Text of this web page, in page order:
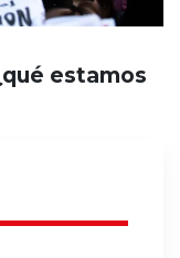
estamos